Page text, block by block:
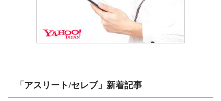
「アスリート/セレブ」新着記事